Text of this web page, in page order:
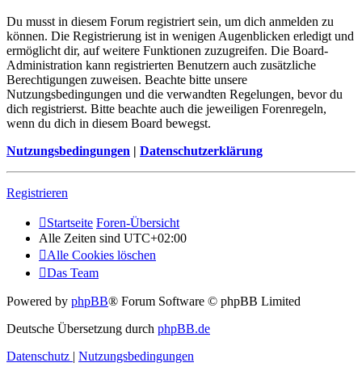
Du musst in diesem Forum registriert sein, um dich anmelden zu
können. Die Registrierung ist in wenigen Augenblicken erledigt und
ermöglicht dir, auf weitere Funktionen zuzugreifen. Die Board-
Administration kann registrierten Benutzern auch zusätzliche
Berechtigungen zuweisen. Beachte bitte unsere
Nutzungsbedingungen und die verwandten Regelungen, bevor du
dich registrierst. Bitte beachte auch die jeweiligen Forenregeln,
wenn du dich in diesem Board bewegst.
Nutzungsbedingungen | Datenschutzerklärung
Registrieren
Startseite Foren-Übersicht
Alle Zeiten sind UTC+02:00
Alle Cookies löschen
Das Team
Powered by phpBB® Forum Software © phpBB Limited
Deutsche Übersetzung durch phpBB.de
Datenschutz | Nutzungsbedingungen